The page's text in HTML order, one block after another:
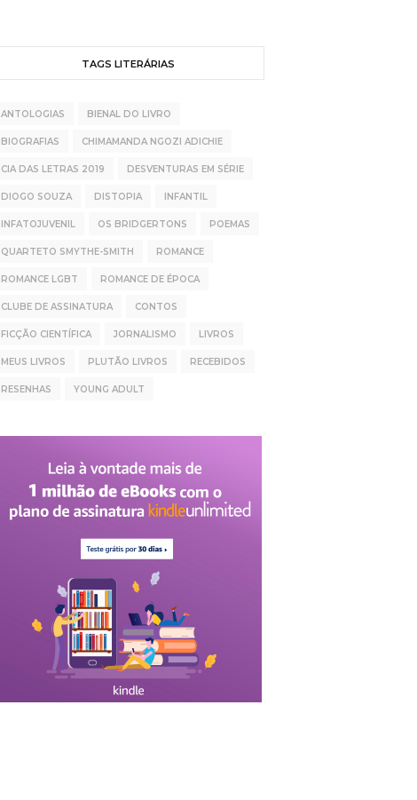
TAGS LITERÁRIAS
ANTOLOGIAS BIENAL DO LIVRO
BIOGRAFIAS CHIMAMANDA NGOZI ADICHIE
CIA DAS LETRAS 2019 DESVENTURAS EM SÉRIE
DIOGO SOUZA DISTOPIA INFANTIL
INFATOJUVENIL OS BRIDGERTONS POEMAS
QUARTETO SMYTHE-SMITH ROMANCE
ROMANCE LGBT ROMANCE DE ÉPOCA
CLUBE DE ASSINATURA CONTOS
FICÇÃO CIENTÍFICA JORNALISMO LIVROS
MEUS LIVROS PLUTÃO LIVROS RECEBIDOS
RESENHAS YOUNG ADULT